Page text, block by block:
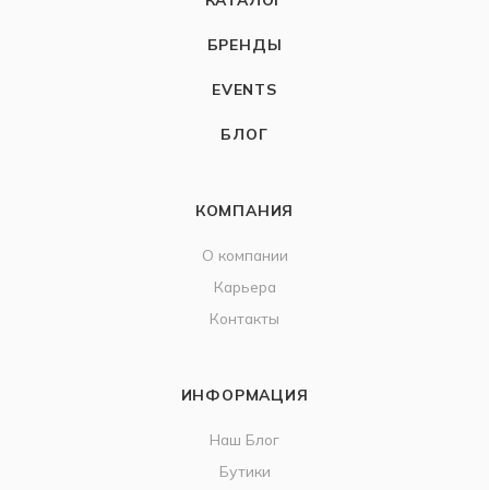
БРЕНДЫ
EVENTS
БЛОГ
КОМПАНИЯ
О компании
Карьера
Контакты
ИНФОРМАЦИЯ
Наш Блог
Бутики